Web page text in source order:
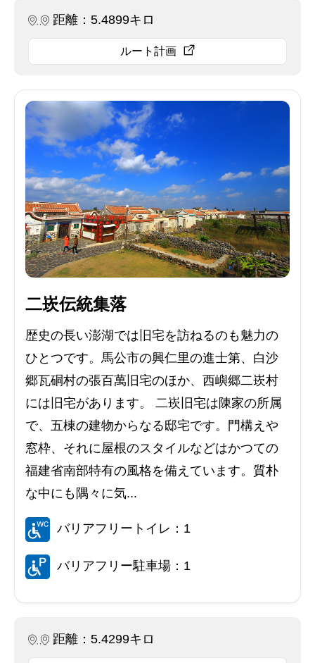
距離：5.4899キロ
ルート計画
二崁伝統集落
歴史の長い澎湖では旧宅を訪ねるのも魅力の
ひとつです。馬公市の興仁里の進士第、白沙
郷瓦硐村の張百萬旧宅のほか、西嶼郷二崁村
には旧宅があります。 二崁旧宅は陳家の所属
で、五棟の建物からなる邸宅です。門構えや
窓枠、それに屋根のスタイルなどはかつての
福建省南部特有の風格を備えています。質朴
な中にも隅々に気...
バリアフリートイレ：1
バリアフリー駐車場：1
距離：5.4299キロ